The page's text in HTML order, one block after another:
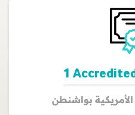
1
بواشنطن